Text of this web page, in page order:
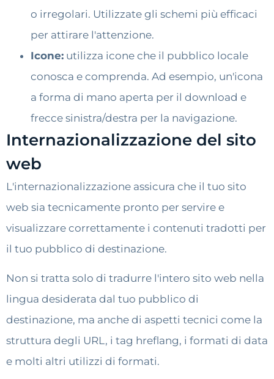
o irregolari. Utilizzate gli schemi più efficaci
per attirare l'attenzione.
Icone: utilizza icone che il pubblico locale
conosca e comprenda. Ad esempio, un'icona
a forma di mano aperta per il download e
frecce sinistra/destra per la navigazione.
Internazionalizzazione del sito
web
L'internazionalizzazione assicura che il tuo sito
web sia tecnicamente pronto per servire e
visualizzare correttamente i contenuti tradotti per
il tuo pubblico di destinazione.
Non si tratta solo di tradurre l'intero sito web nella
lingua desiderata dal tuo pubblico di
destinazione, ma anche di aspetti tecnici come la
struttura degli URL, i tag hreflang, i formati di data
e molti altri utilizzi di formati.